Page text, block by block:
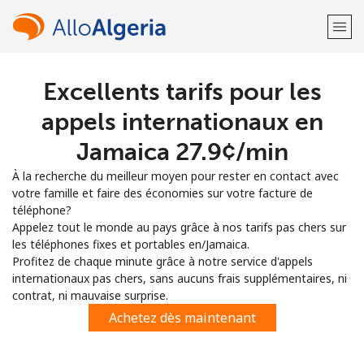
Bienvenue!
Vous avez déjà un compte?
S'enregistrer avec
ou
Excellents tarifs pour les
appels internationaux en
Jamaica ⁦27.9¢⁩/min
À la recherche du meilleur moyen pour rester en contact avec
votre famille et faire des économies sur votre facture de
téléphone?
Appelez tout le monde au pays grâce à nos tarifs pas chers sur
les téléphones fixes et portables en/Jamaica.
Profitez de chaque minute grâce à notre service d'appels
internationaux pas chers, sans aucuns frais supplémentaires, ni
contrat, ni mauvaise surprise.
Achetez dès maintenant